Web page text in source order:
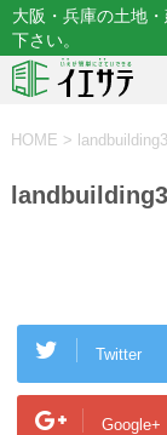
大阪・兵庫の土地
下さい。
HOME >
Twitter
Google+